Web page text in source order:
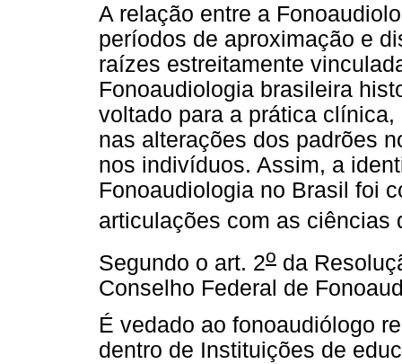
A relação entre a
períodos de aproximação e
raízes estreitamente
Fonoaudiologia brasileira
voltado para a prática
nas alterações dos padrões
nos indivíduos. Assim, a
Fonoaudiologia no Brasil foi
articulações com as ciências
Segundo o art. 2o da
Conselho Federal de
É vedado ao fonoaudiólogo
dentro de Instituições de